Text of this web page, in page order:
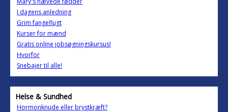
I dagens anledning
Grim fangeflugt
Kurser for mænd
Gratis online jobsøgningskursus!
Hvorfor
Snebajer til alle!
Helse & Sundhed
Hormonknude eller brystkræft?